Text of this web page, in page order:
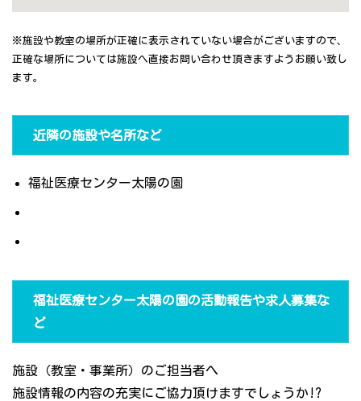
※施設や教室の場所が正確に表示されていない場合がございますので、
正確な場所については施設へ直接お問い合わせ頂きますようお願い致し
ます。
近隣の施設や名所など
福祉医療センター太陽の園
福祉医療センター太陽の園の活動報告や求人募集な
ど
施設（教室・事業所）のご担当者へ
施設情報の内容の充実にご協力頂けますでしょうか!?